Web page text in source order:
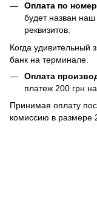
Оплата по
будет назван
реквизитов.
Когда удивительный
банк на терминале.
Оплата
платеж 200 грн
Принимая оплату
комиссию в размере